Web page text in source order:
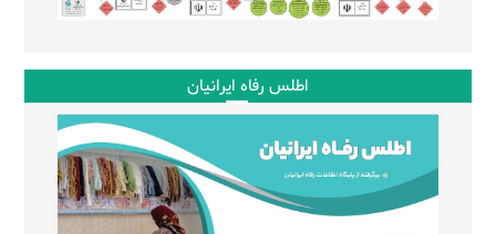
اطلس رفاه ایرانیان